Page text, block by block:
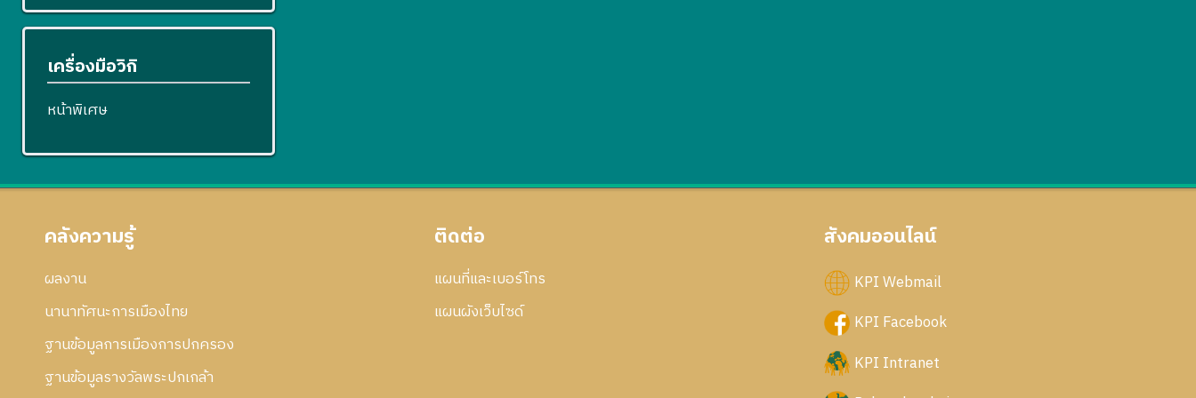
เครื่องมือวิกิ
หน้าพิเศษ
คลังความรู้
ผลงาน
นานาทัศนะการเมืองไทย
ฐานข้อมูลการเมืองการปกครอง
ฐานข้อมูลรางวัลพระปกเกล้า
ติดต่อ
แผนที่และเบอร์โทร
แผนผังเว็บไซด์
สังคมออนไลน์
KPI Webmail
KPI Facebook
KPI Intranet